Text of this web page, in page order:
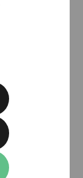
het tij nog
doen. Met
redden.
en
voor een
wisselen,
ervan
stellen en
dit leest: